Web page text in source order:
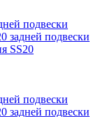
подвески
задней подвески
SS20
подвески
задней подвески